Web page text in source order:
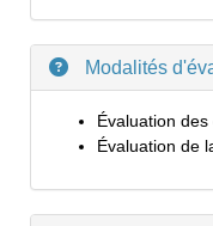
Modalités
Évaluation
Évaluation de